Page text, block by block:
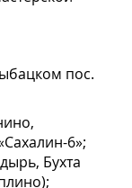
пос.
6»;
Бухта